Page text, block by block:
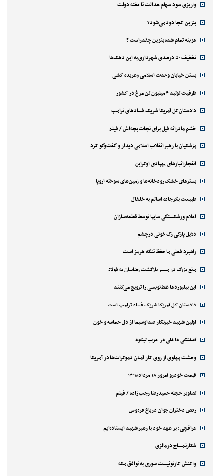
واریزی سود سهام عدالت تا هفته دولت
بنزین کجا دود می‌شود؟
هزینه تمام شده بنزین چقدراست ؟
تخفیف ۵۰ درصدی شهرداری به این دهک‌ها
بستن خیابان وحدت اسلامی وعربده کشی
ظرفیت تولید ۴ میلیون تن مرغ در کشور
دادستان‌کل آمریکا شریک فسادهای ترامپ
خشم مادرانه فیل برای نجات بچه‌اش / فیلم
پزشکیان با رهبر انقلاب اسلامی دیدار و گفت‌وگو کرد
انفجارانبارهای پهپادی اوکراین
بسترهای خشک رودخانه‌ها و زمین‌های سوخته اروپا
طبیعت بکرجاده اسالم به خلخال
اعلام ورشکستگی سایپا توسط قطعه‌سازان
دلایل پارگی رگ خونی درچشم
راهبرد فعلی ما حفظ تنگه هرمز است
مانع بزرگ در مسیر بازگشت رضاییان به فولاد
این بیلبوردها غلط‌نویسی را ترویج می‌کنند
دادستان کل آمریکا شریک فساد ترامپ است
اولین شهید خبرنگار صداوسیما از دل حماسه و خون
آشفتگی داخلی در حزب لیکود
وحشت پهلوی از روی کار آمدن دموکرات‌ها در آمریکا
قیمت خودرو امروز ۱۸ مرداد ۱۴۰۵
تصاویر حجله حمیدرضا رجب زاده / فیلم
رقص دختران جوان درباغ فردوس
عراقچی: بر عهد خود با رهبر شهید ایستاده‌ایم
شکارنمساح درمالزی
واکنش کارتونیست سوری به توافق مکه